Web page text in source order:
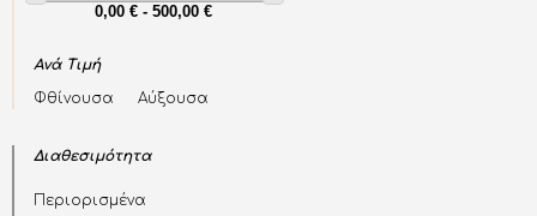
Ανά Τιμή
Φθίνουσα
Αύξουσα
Διαθεσιμότητα
Περιορισμένα